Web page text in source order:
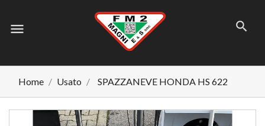
menu
Home Usato SPAZZANEVE HONDA HS 622